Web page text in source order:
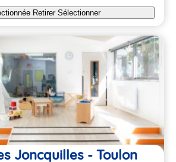
Retirer Sélectionner
Joncquilles - Toulon